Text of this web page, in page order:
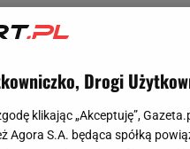
Drogi
klikając „Akceptuję”,
Agora S.A. będąca spółką